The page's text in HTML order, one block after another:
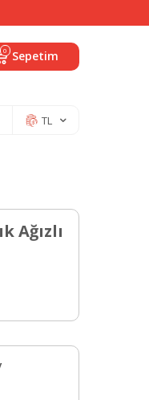
0 Sepetim
TL
Ağızlı